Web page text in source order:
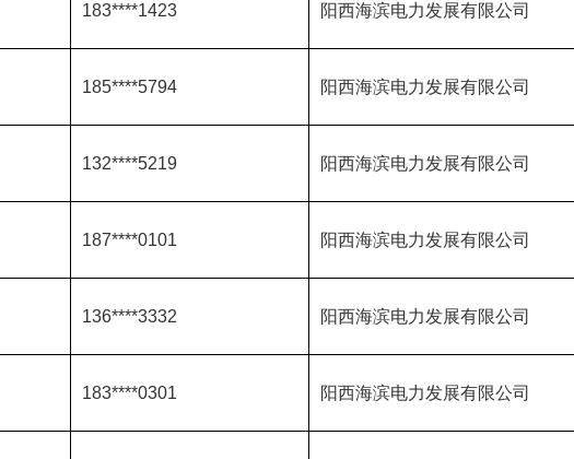
183****1423 阳西海滨电力发展有限公司
185****5794 阳西海滨电力发展有限公司
132****5219 阳西海滨电力发展有限公司
187****0101 阳西海滨电力发展有限公司
136****3332 阳西海滨电力发展有限公司
183****0301 阳西海滨电力发展有限公司